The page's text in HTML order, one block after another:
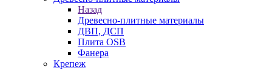
Назад
Древесно-плитные материалы
ДВП, ДСП
Плита OSB
Фанера
Крепеж